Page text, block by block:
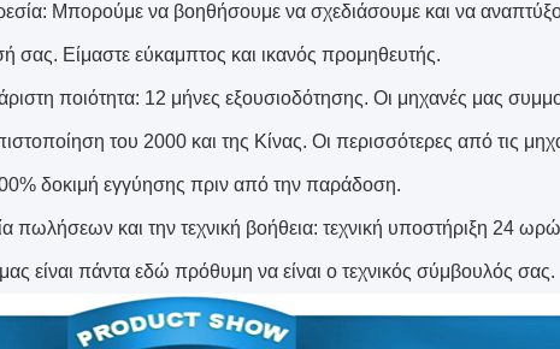
Μπορούμε να βοηθήσουμε να σχεδιάσουμε και να
σας. Είμαστε εύκαμπτος και ικανός προμηθευτής.
ποιότητα: 12 μήνες εξουσιοδότησης. Οι μηχανές μας
του 2000 και της Κίνας. Οι περισσότερες από τις
δοκιμή εγγύησης πριν από την παράδοση.
πωλήσεων και την τεχνική βοήθεια: τεχνική υποστήριξη 24
είναι πάντα εδώ πρόθυμη να είναι ο τεχνικός σύμβουλός σας.